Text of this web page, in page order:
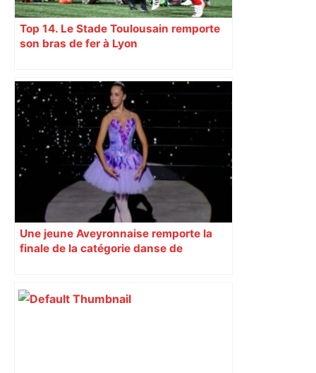
Top 14. Le Stade Toulousain remporte
son bras de fer à Lyon
Une jeune Aveyronnaise remporte la
finale de la catégorie danse de